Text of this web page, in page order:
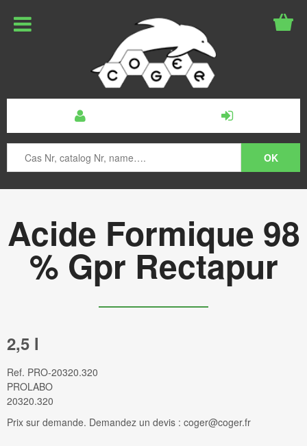
Acide Formique 98
% Gpr Rectapur
2,5 l
Ref. PRO-20320.320
PROLABO
20320.320
Prix sur demande. Demandez un devis : coger@coger.fr